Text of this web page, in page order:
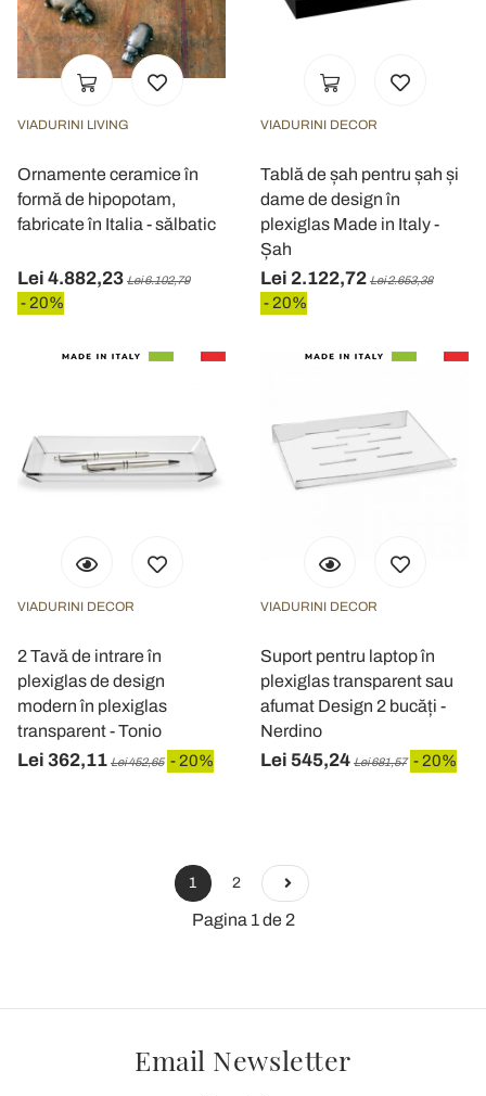
VIADURINI LIVING
Ornamente ceramice în
formă de hipopotam,
fabricate în Italia - sălbatic
Lei 4.882,23 Lei 6.102,79
- 20%
VIADURINI DECOR
Tablă de șah pentru șah și
dame de design în
plexiglas Made in Italy -
Șah
Lei 2.122,72 Lei 2.653,38
- 20%
VIADURINI DECOR
2 Tavă de intrare în
plexiglas de design
modern în plexiglas
transparent - Tonio
Lei 362,11 Lei 452,65 - 20%
VIADURINI DECOR
Suport pentru laptop în
plexiglas transparent sau
afumat Design 2 bucăți -
Nerdino
Lei 545,24 Lei 681,57 - 20%
1 2
Pagina 1 de 2
Email Newsletter